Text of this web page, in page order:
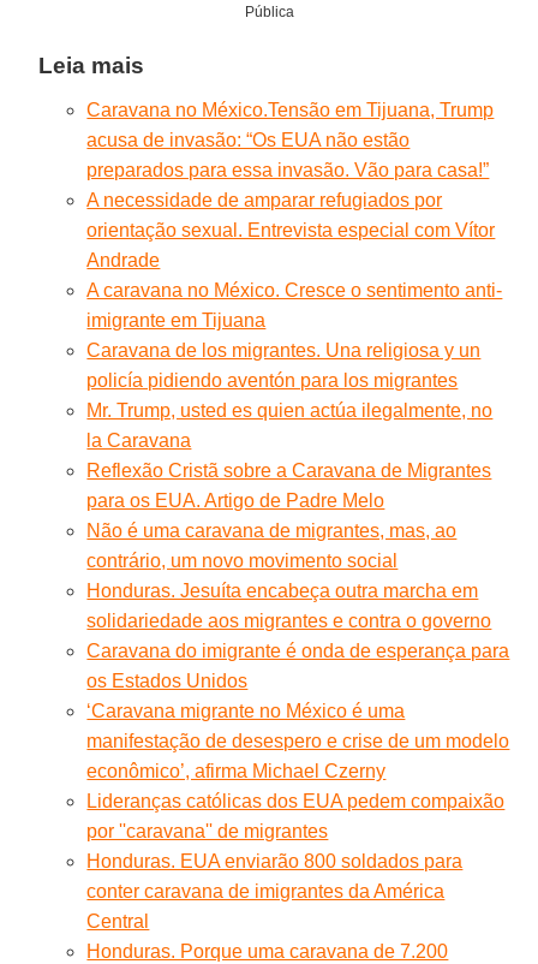
Pública
Leia mais
Caravana no México.Tensão em Tijuana, Trump
acusa de invasão: “Os EUA não estão
preparados para essa invasão. Vão para casa!”
A necessidade de amparar refugiados por
orientação sexual. Entrevista especial com Vítor
Andrade
A caravana no México. Cresce o sentimento anti-
imigrante em Tijuana
Caravana de los migrantes. Una religiosa y un
policía pidiendo aventón para los migrantes
Mr. Trump, usted es quien actúa ilegalmente, no
la Caravana
Reflexão Cristã sobre a Caravana de Migrantes
para os EUA. Artigo de Padre Melo
Não é uma caravana de migrantes, mas, ao
contrário, um novo movimento social
Honduras. Jesuíta encabeça outra marcha em
solidariedade aos migrantes e contra o governo
Caravana do imigrante é onda de esperança para
os Estados Unidos
‘Caravana migrante no México é uma
manifestação de desespero e crise de um modelo
econômico’, afirma Michael Czerny
Lideranças católicas dos EUA pedem compaixão
por ''caravana'' de migrantes
Honduras. EUA enviarão 800 soldados para
conter caravana de imigrantes da América
Central
Honduras. Porque uma caravana de 7.200